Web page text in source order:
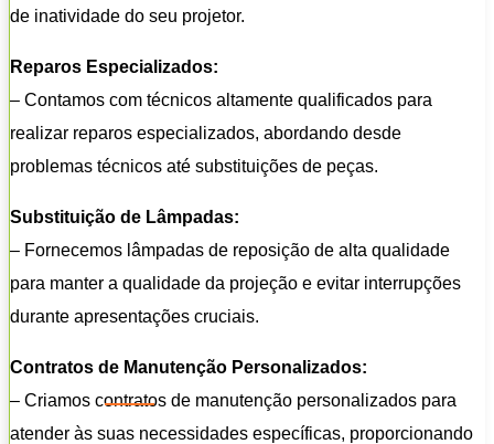
de inatividade do seu projetor.
Reparos Especializados:
– Contamos com técnicos altamente qualificados para
realizar reparos especializados, abordando desde
problemas técnicos até substituições de peças.
Substituição de Lâmpadas:
– Fornecemos lâmpadas de reposição de alta qualidade
para manter a qualidade da projeção e evitar interrupções
durante apresentações cruciais.
Contratos de Manutenção Personalizados:
– Criamos contratos de manutenção personalizados para
atender às suas necessidades específicas, proporcionando